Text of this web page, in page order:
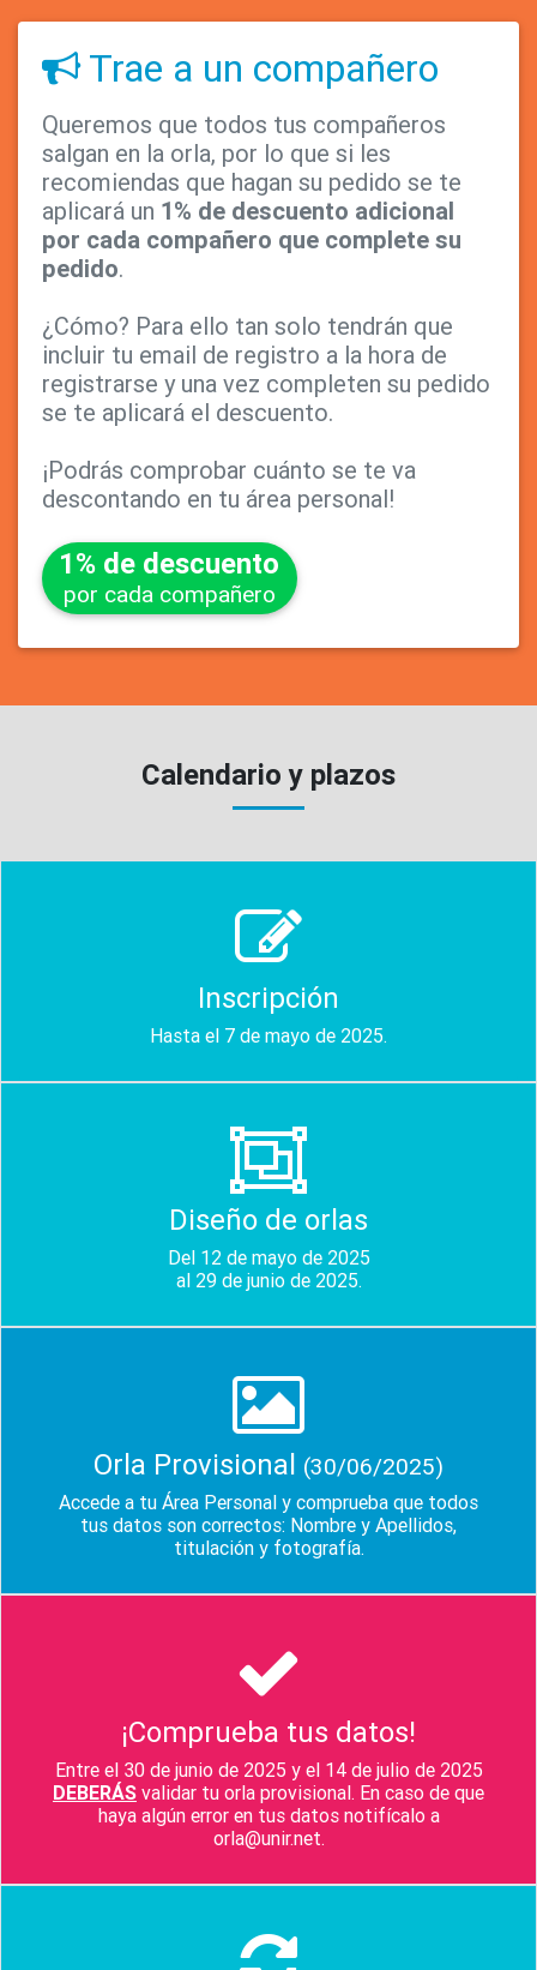
Trae a un compañero
Queremos que todos tus compañeros
salgan en la orla, por lo que si les
recomiendas que hagan su pedido se te
aplicará un 1% de descuento adicional
por cada compañero que complete su
pedido.
¿Cómo? Para ello tan solo tendrán que
incluir tu email de registro a la hora de
registrarse y una vez completen su pedido
se te aplicará el descuento.
¡Podrás comprobar cuánto se te va
descontando en tu área personal!
1% de descuento
por cada compañero
Calendario y plazos
Inscripción
Hasta el 7 de mayo de 2025.
Diseño de orlas
Del 12 de mayo de 2025
al 29 de junio de 2025.
Orla Provisional (30/06/2025)
Accede a tu Área Personal y comprueba que todos
tus datos son correctos: Nombre y Apellidos,
titulación y fotografía.
¡Comprueba tus datos!
Entre el 30 de junio de 2025 y el 14 de julio de 2025
DEBERÁS validar tu orla provisional. En caso de que
haya algún error en tus datos notifícalo a
orla@unir.net.